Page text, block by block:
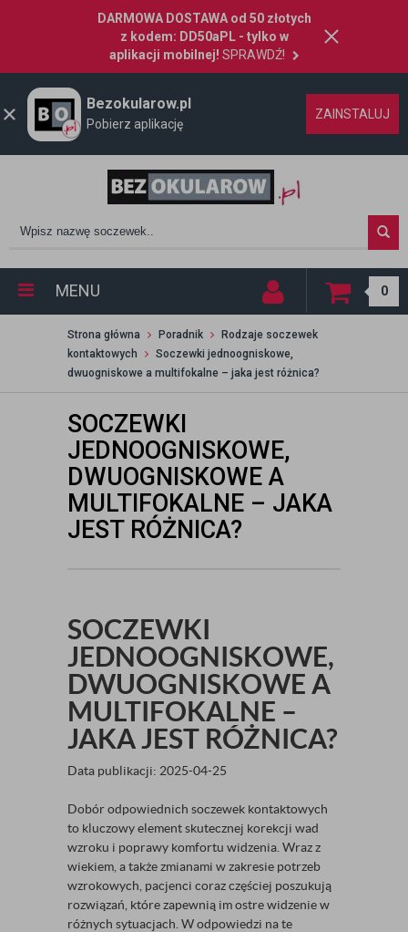
DARMOWA DOSTAWA od 50 złotych
z kodem: DD50aPL - tylko w
aplikacji mobilnej! SPRAWDŹ!
Bezokularow.pl
Pobierz aplikację
ZAINSTALUJ
MENU 0
Strona główna Poradnik
Rodzaje soczewek
kontaktowych
Soczewki jednoogniskowe,
dwuogniskowe a multifokalne – jaka jest różnica?
SOCZEWKI
JEDNOOGNISKOWE,
DWUOGNISKOWE A
MULTIFOKALNE – JAKA
JEST RÓŻNICA?
SOCZEWKI
JEDNOOGNISKOWE,
DWUOGNISKOWE A
MULTIFOKALNE –
JAKA JEST RÓŻNICA?
Data publikacji: 2025-04-25
Dobór odpowiednich soczewek kontaktowych
to kluczowy element skutecznej korekcji wad
wzroku i poprawy komfortu widzenia. Wraz z
wiekiem, a także zmianami w zakresie potrzeb
wzrokowych, pacjenci coraz częściej poszukują
rozwiązań, które zapewnią im ostre widzenie w
różnych sytuacjach. W odpowiedzi na te